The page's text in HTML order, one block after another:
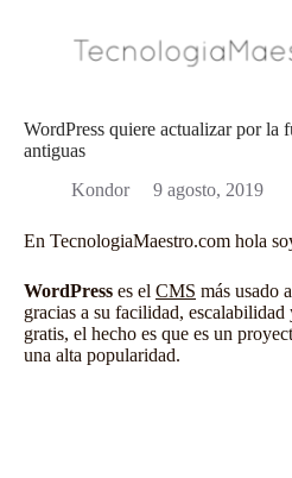
WordPress quiere actualizar por la
antiguas
Kondor
9 agosto, 2019
En TecnologiaMaestro.com hola
WordPress es el CMS más usado
gracias a su facilidad, escalabilidad
gratis, el hecho es que es un
una alta popularidad.